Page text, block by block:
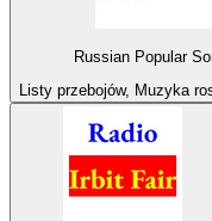
Russian Popular
Listy przebojów, Muzyka